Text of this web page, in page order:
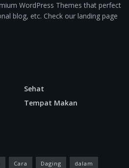
WordPress Themes that perfect
blog, etc. Check our landing page
Sehat
Tempat Makan
Cara Daging dalam